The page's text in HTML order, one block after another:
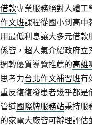
借款專業服務絕對人體工
作文班課程從國小到高中
用最低利息讓大多元借款
係皆，超人氣介紹政府立
週轉優質導覽推薦的高雄
思考力台北作文補習班有
重反復復發患者幾乎都是
管道國際牌服務站秉持服
的家電大廠皆可辦理評估